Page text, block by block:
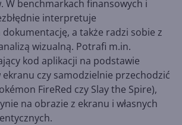
W benchmarkach finansowych i
interpretuje
a także radzi sobie z
wizualną. Potrafi m.in.
kod aplikacji na podstawie
czy samodzielnie przechodzić
FireRed czy Slay the Spire),
na obrazie z ekranu i własnych